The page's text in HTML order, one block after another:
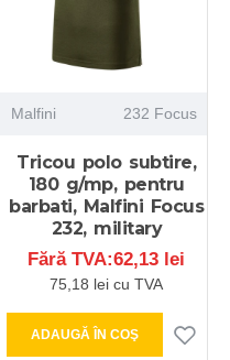
Malfini 232 Focus
Tricou polo subtire,
180 g/mp, pentru
barbati, Malfini Focus
232, military
Fără TVA:62,13 lei
75,18 lei cu TVA
ADAUGĂ ÎN COŞ